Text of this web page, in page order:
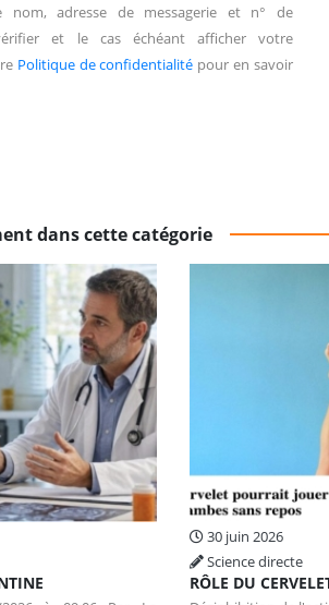
nom, adresse de messagerie et n° de
et le cas échéant afficher votre
Politique de confidentialité pour en savoir
dans cette catégorie
30 juin 2026
Science directe
RÔLE DU